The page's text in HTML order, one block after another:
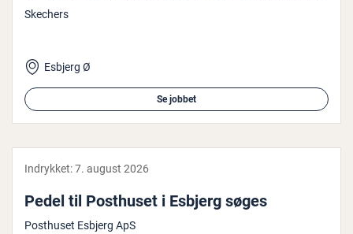
Skechers
Esbjerg Ø
Se jobbet
Indrykket:7. august 2026
Pedel til Posthuset i Esbjerg søges
Posthuset Esbjerg ApS